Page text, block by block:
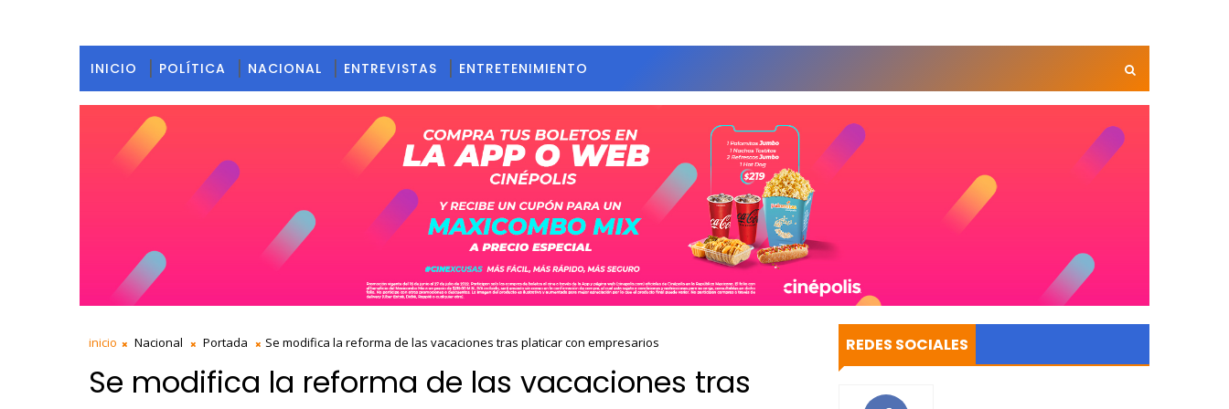
INICIO POLÍTICA NACIONAL ENTREVISTAS ENTRETENIMIENTO
inicio Nacional Portada Se modifica la reforma de las vacaciones tras platicar con empresarios
Se modifica la reforma de las vacaciones tras
REDES SOCIALES